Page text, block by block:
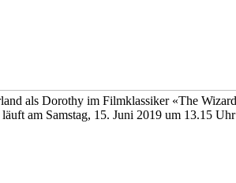
als Dorothy im Filmklassiker «The
am Samstag, 15. Juni 2019 um 13.15